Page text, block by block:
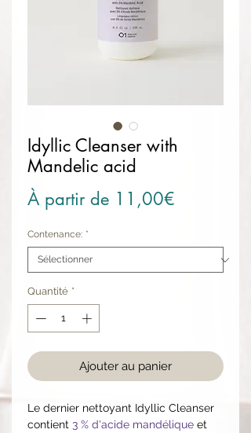
Idyllic Cleanser with
Mandelic acid
À partir de 11,00€
Contenance: *
Quantité *
Ajouter au panier
Le dernier nettoyant Idyllic Cleanser
contient 3 % d'acide mandélique et